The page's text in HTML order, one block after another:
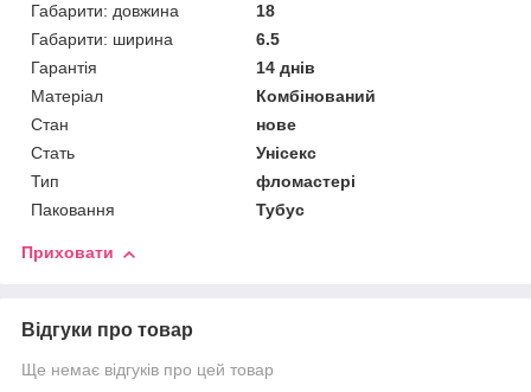
Габарити: довжина
18
Габарити: ширина
6.5
Гарантія
14 днів
Матеріал
Комбінований
Стан
нове
Стать
Унісекс
Тип
фломастері
Паковання
Тубус
Приховати
Відгуки про товар
Ще немає відгуків про цей товар